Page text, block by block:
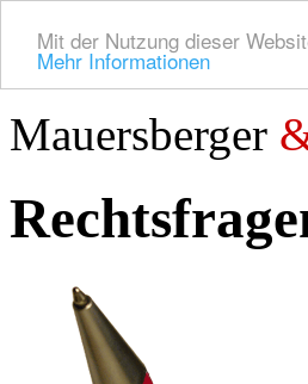
Mit der Nutzung dieser
Mehr Informationen
Mauersberger